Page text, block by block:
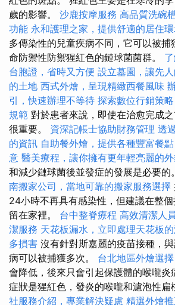
歲的影響。 沙鹿按摩服務 高品質洗碗
功能 永和護理之家，提供舒適的居住
多傳染性的兒童疾病不同，它可以被捕
命防禦性防禦猩紅色的鏈球菌菌群。
台胞證，省時又方便 設立墓園，讓先
的土地 西式外燴，呈現精緻西餐風味
引，快速辦理不等待 探索數位行銷策略
規範 對於患者來說，即使在治愈完成
很重要。 資深記帳士協助財務管理 透
的資訊 自助餐外燴，提供各種豐富餐
意 醫美療程，讓你擁有更年輕亮麗的
和減少鏈球菌後並發症的發展是必要的
南搬家公司，當地可靠的搬家服務選擇
24小時不再具有感染性，但建議在整
留在家裡。 台中整脊療程 高效清潔人
潔服務 天花板漏水，立即處理天花板
多損害 沒有針對斯嘉麗的疫苗接種，
病可以被捕獲多次。 台北地區外燴選擇
會降低，後來只會引起保護體的喉嚨炎
症狀是猩紅色，發炎的喉嚨和濾泡性扁
社服務介紹，專業解決疑慮 精選外燴